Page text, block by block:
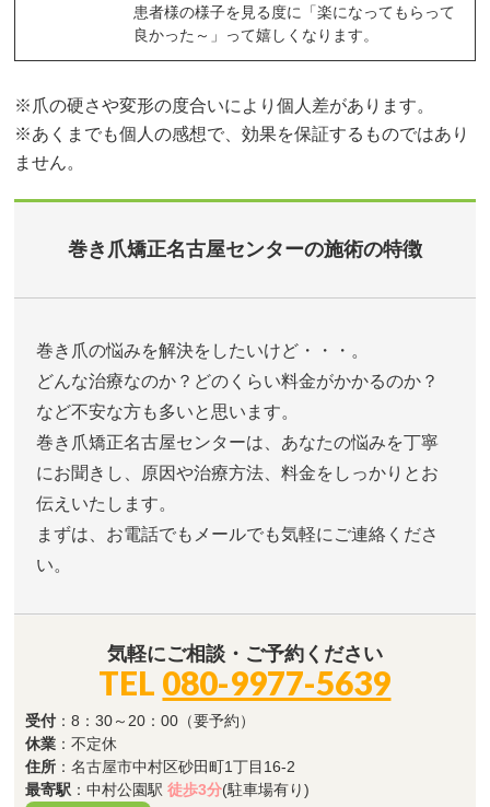
患者様の様子を見る度に「楽になってもらって
良かった～」って嬉しくなります。
※爪の硬さや変形の度合いにより個人差があります。
※あくまでも個人の感想で、効果を保証するものではあり
ません。
巻き爪矯正名古屋センターの施術の特徴
巻き爪の悩みを解決をしたいけど・・・。
どんな治療なのか？どのくらい料金がかかるのか？
など不安な方も多いと思います。
巻き爪矯正名古屋センターは、あなたの悩みを丁寧
にお聞きし、原因や治療方法、料金をしっかりとお
伝えいたします。
まずは、お電話でもメールでも気軽にご連絡くださ
い。
気軽にご相談・ご予約ください
TEL 080-9977-5639
受付 ：8：30～20：00（要予約）
休業 ：不定休
住所 ：名古屋市中村区砂田町1丁目16-2
最寄駅 ：中村公園駅徒歩3分(駐車場有り)